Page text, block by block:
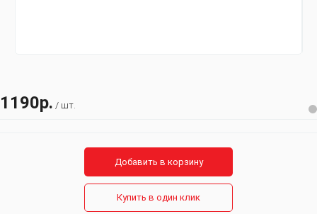
1190р. / шт.
Добавить в корзину
Купить в один клик